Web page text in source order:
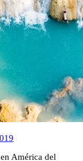
América del